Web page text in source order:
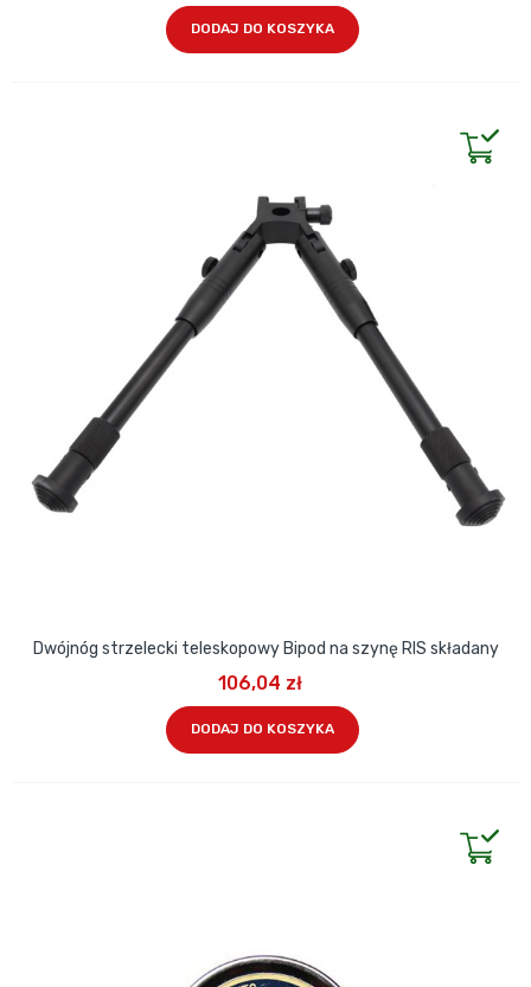
DODAJ DO KOSZYKA
Dwójnóg strzelecki teleskopowy Bipod na szynę RIS składany
106,04 zł
DODAJ DO KOSZYKA